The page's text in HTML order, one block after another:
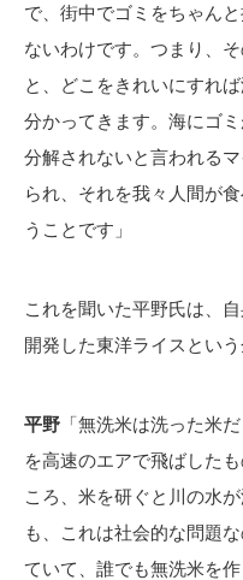
で、街中でゴミをちゃん
ないわけです。つまり、
と、どこをきれいにすれ
分かってきます。海にゴ
分解されないと言われる
られ、それを我々人間が
うことです」
これを聞いた平野氏は、
開発した東洋ライスとい
平野 「無洗米は洗った米
を高速のエアで飛ばした
ころ、米を研ぐと川の水
も、これは社会的な問題
ていて、誰でも無洗米を作